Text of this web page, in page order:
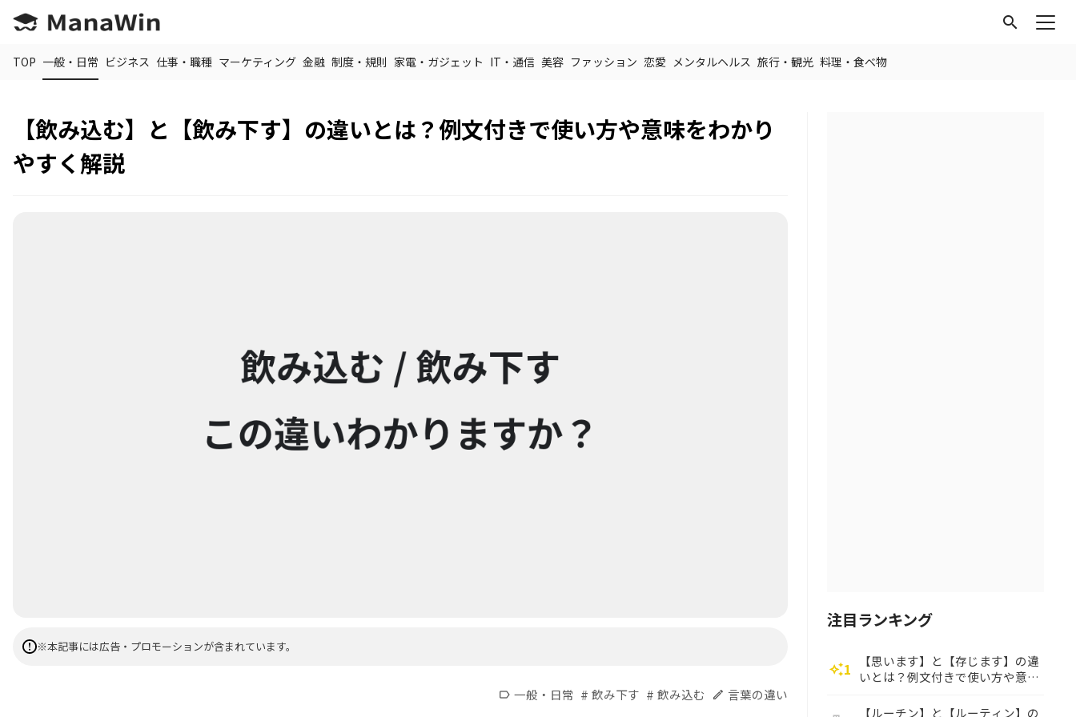
search
TOP 一般・日常 ビジネス 仕事・職種 マーケティング 金融 制度・規則 家電・ガジェット IT・通信 美容 ファッション 恋愛 メンタルヘルス 旅行・観光 料理・食べ物
【飲み込む】と【飲み下す】の違いとは？例文付きで使い方や意味をわかり
やすく解説
※本記事には広告・プロモーションが含まれています。
label 一般・日常 # 飲み下す # 飲み込む edit 言葉の違い
注目ランキング
auto_awesome1
【思います】と【存じます】の違
いとは？例文付きで使い方や意味
【ルーチン】と【ルーティン】の